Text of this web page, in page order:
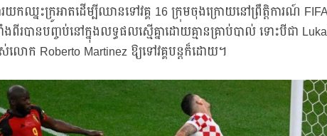
យកឈ្នះក្រូអាតដើម្បីឈានទៅវគ្គ 16 ក្រុមចុងក្រោយនៅព្រឹត្តិការណ៍
ងពីរបានបញ្ចប់នៅក្នុងលទ្ធផលស្មើគ្នាដោយគ្មានគ្រាប់បាល់ ទោះបីជា
លោក Roberto Martinez ឱ្យទៅវគ្គបន្តក៏ដោយ។